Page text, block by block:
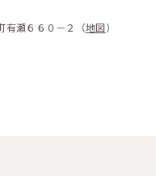
有瀬６６０－２（地図）